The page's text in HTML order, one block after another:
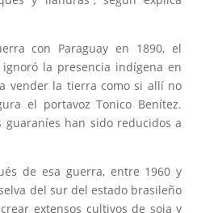
con Paraguay en 1890, el
la presencia indígena en
vender la tierra como si allí no
el portavoz Tonico Benítez.
guaraníes han sido reducidos a
de esa guerra, entre 1960 y
del sur del estado brasileño
extensos cultivos de soja y